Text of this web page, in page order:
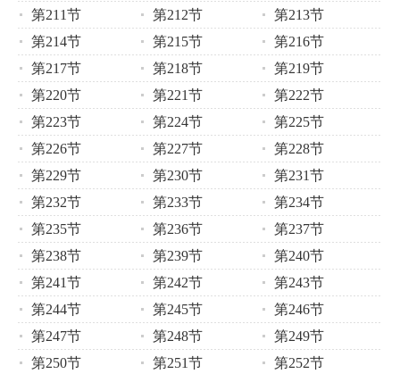
第211节
第212节
第213节
第214节
第215节
第216节
第217节
第218节
第219节
第220节
第221节
第222节
第223节
第224节
第225节
第226节
第227节
第228节
第229节
第230节
第231节
第232节
第233节
第234节
第235节
第236节
第237节
第238节
第239节
第240节
第241节
第242节
第243节
第244节
第245节
第246节
第247节
第248节
第249节
第250节
第251节
第252节